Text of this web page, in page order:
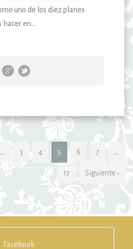
uno de los diez planes
en...
… 3 4 5 6 7 …
17 Siguiente ›
Facebook